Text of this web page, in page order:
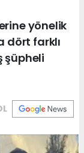
yönelik
dört farklı
şüpheli